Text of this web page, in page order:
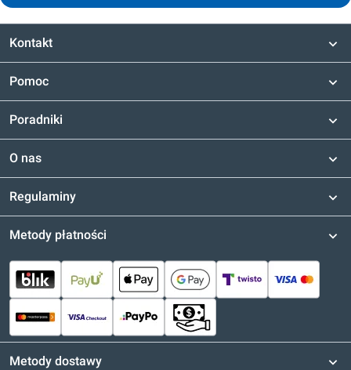
Kontakt
Pomoc
Poradniki
O nas
Regulaminy
Metody płatności
Metody dostawy